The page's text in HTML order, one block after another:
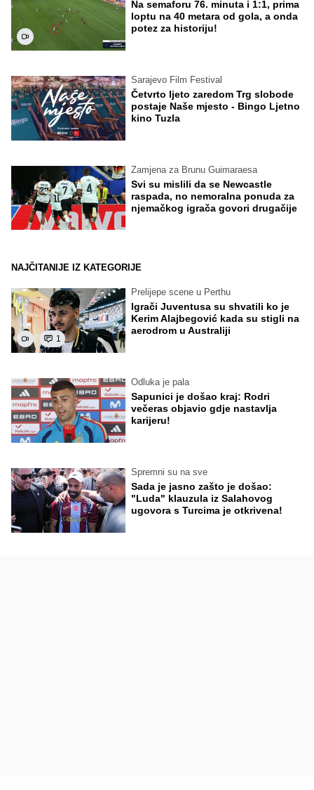
Na semaforu 76. minuta i 1:1, prima
loptu na 40 metara od gola, a onda
potez za historiju!
Sarajevo Film Festival
Četvrto ljeto zaredom Trg slobode
postaje Naše mjesto - Bingo Ljetno
kino Tuzla
Zamjena za Brunu Guimaraesa
Svi su mislili da se Newcastle
raspada, no nemoralna ponuda za
njemačkog igrača govori drugačije
NAJČITANIJE IZ KATEGORIJE
1
Prelijepe scene u Perthu
Igrači Juventusa su shvatili ko je
Kerim Alajbegović kada su stigli na
aerodrom u Australiji
Odluka je pala
Sapunici je došao kraj: Rodri
večeras objavio gdje nastavlja
karijeru!
Spremni su na sve
Sada je jasno zašto je došao:
"Luda" klauzula iz Salahovog
ugovora s Turcima je otkrivena!